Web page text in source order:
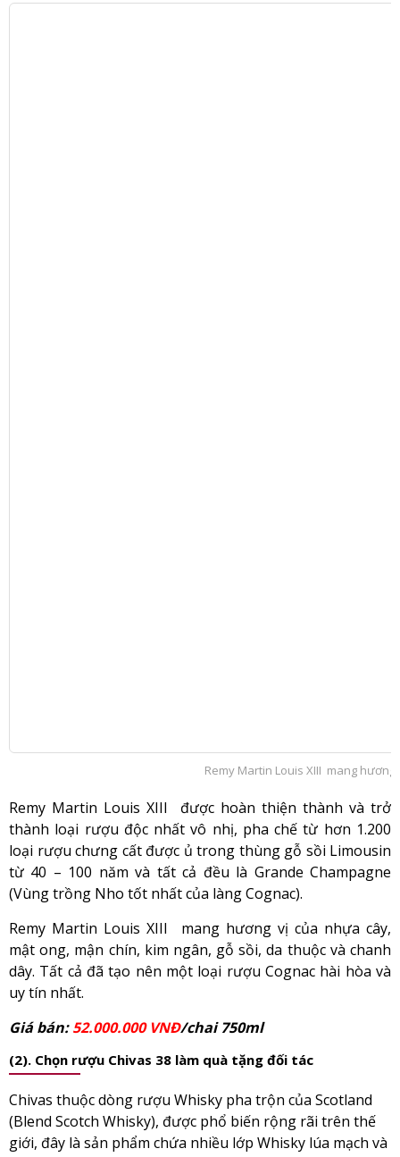
Remy Martin Louis XIII mang
Remy Martin Louis XIII được hoàn thiện thành và trở
thành loại rượu độc nhất vô nhị, pha chế từ hơn 1.200
loại rượu chưng cất được ủ trong thùng gỗ sồi Limousin
từ 40 – 100 năm và tất cả đều là Grande Champagne
(Vùng trồng Nho tốt nhất của làng Cognac).
Remy Martin Louis XIII mang hương vị của nhựa cây,
mật ong, mận chín, kim ngân, gỗ sồi, da thuộc và chanh
dây. Tất cả đã tạo nên một loại rượu Cognac hài hòa và
uy tín nhất.
Giá bán: 52.000.000 VNĐ/chai 750ml
(2). Chọn rượu Chivas 38 làm quà tặng đối tác
Chivas thuộc dòng rượu Whisky pha trộn của Scotland
(Blend Scotch Whisky), được phổ biến rộng rãi trên thế
giới, đây là sản phẩm chứa nhiều lớp Whisky lúa mạch và